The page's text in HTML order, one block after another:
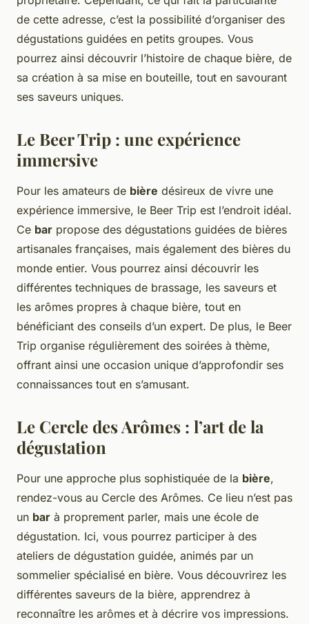
de cette adresse, c’est la possibilité d’organiser des
dégustations guidées en petits groupes. Vous
pourrez ainsi découvrir l’histoire de chaque bière, de
sa création à sa mise en bouteille, tout en savourant
ses saveurs uniques.
Le Beer Trip : une expérience
immersive
Pour les amateurs de bière désireux de vivre une
expérience immersive, le Beer Trip est l’endroit idéal.
Ce bar propose des dégustations guidées de bières
artisanales françaises, mais également des bières du
monde entier. Vous pourrez ainsi découvrir les
différentes techniques de brassage, les saveurs et
les arômes propres à chaque bière, tout en
bénéficiant des conseils d’un expert. De plus, le Beer
Trip organise régulièrement des soirées à thème,
offrant ainsi une occasion unique d’approfondir ses
connaissances tout en s’amusant.
Le Cercle des Arômes : l’art de la
dégustation
Pour une approche plus sophistiquée de la bière,
rendez-vous au Cercle des Arômes. Ce lieu n’est pas
un bar à proprement parler, mais une école de
dégustation. Ici, vous pourrez participer à des
ateliers de dégustation guidée, animés par un
sommelier spécialisé en bière. Vous découvrirez les
différentes saveurs de la bière, apprendrez à
reconnaître les arômes et à décrire vos impressions.